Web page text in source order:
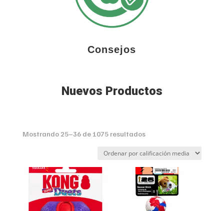
Consejos
Nuevos Productos
Mostrando 25–36 de 1075 resultadosSorted
average
rating